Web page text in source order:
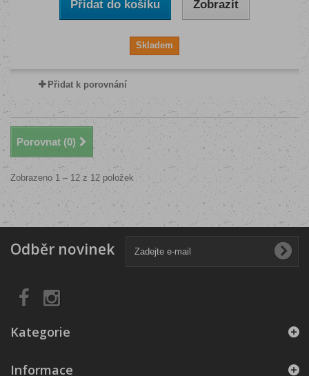
Přidat do košíku Zobrazit
Skladem
Přidat k porovnání
Porovnat (0)
Zobrazeno 1 – 12 z 12 položek
Odběr novinek
Kategorie
Informace